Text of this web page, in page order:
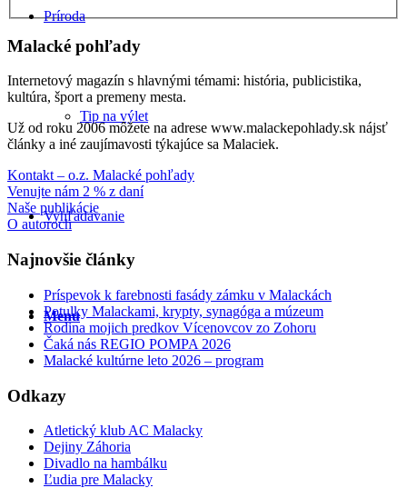
Príroda
Tip na výlet
Vyhľadávanie
Menu
Malacké pohľady
Internetový magazín s hlavnými témami: história, publicistika,
kultúra, šport a premeny mesta.
Už od roku 2006 môžete na adrese www.malackepohlady.sk nájsť
články a iné zaujímavosti týkajúce sa Malaciek.
Kontakt – o.z. Malacké pohľady
Venujte nám 2 % z daní
Naše publikácie
O autoroch
Najnovšie články
Príspevok k farebnosti fasády zámku v Malackách
Potulky Malackami, krypty, synagóga a múzeum
Rodina mojich predkov Vícenovcov zo Zohoru
Čaká nás REGIO POMPA 2026
Malacké kultúrne leto 2026 – program
Odkazy
Atletický klub AC Malacky
Dejiny Záhoria
Divadlo na hambálku
Ľudia pre Malacky